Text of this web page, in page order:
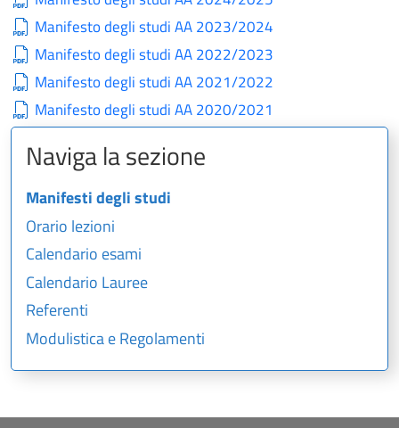
Manifesto degli studi AA 2023/2024
Manifesto degli studi AA 2022/2023
Manifesto degli studi AA 2021/2022
Manifesto degli studi AA 2020/2021
Naviga la sezione
Manifesti degli studi
Orario lezioni
Calendario esami
Calendario Lauree
Referenti
Modulistica e Regolamenti